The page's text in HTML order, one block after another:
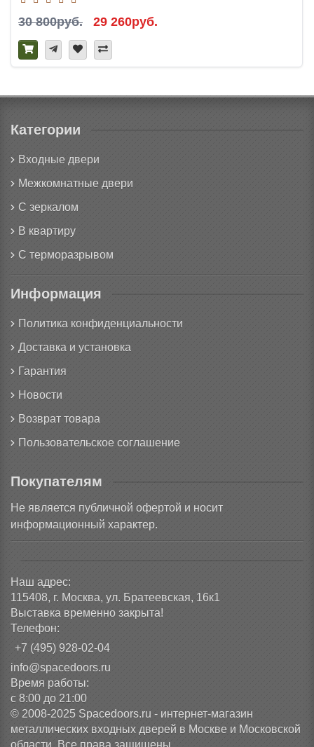
30 800руб. 29 260руб.
Категории
Входные двери
Межкомнатные двери
С зеркалом
В квартиру
С терморазрывом
Информация
Политика конфиденциальности
Доставка и установка
Гарантия
Новости
Возврат товара
Пользовательское соглашение
Покупателям
Не является публичной офертой и носит
информационный характер.
Наш адрес:
115408, г. Москва, ул. Братеевская, 16к1
Выставка временно закрыта!
Телефон:
+7 (495) 928-02-04
info@spacedoors.ru
Время работы:
с 8:00 до 21:00
© 2008-2025 Spacedoors.ru - интернет-магазин
металлических входных дверей в Москве и Московской
области. Все права защищены.